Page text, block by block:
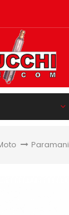
> Paramani